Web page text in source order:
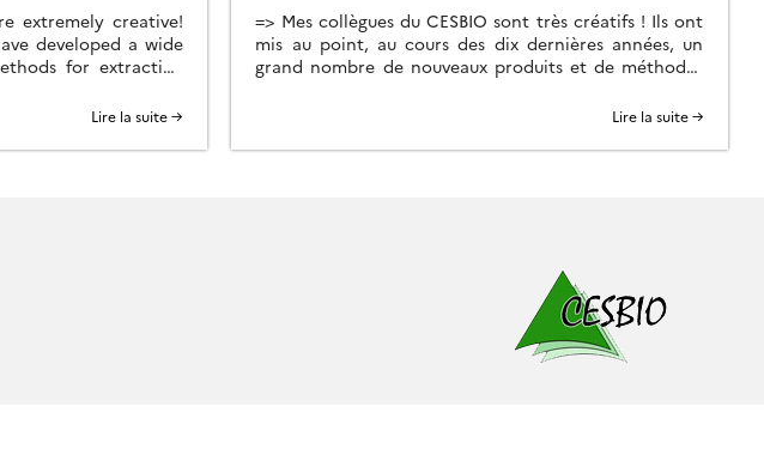
extremely creative!
developed a wide
for extracting
on a few sites; they
Lire la suite →
=> Mes collègues du CESBIO sont très créatifs ! Ils ont
mis au point, au cours des dix dernières années, un
grand nombre de nouveaux produits et de méthodes
Copernicus (Sentinel-1 et 2). Et bien souvent, ils ne
Lire la suite →